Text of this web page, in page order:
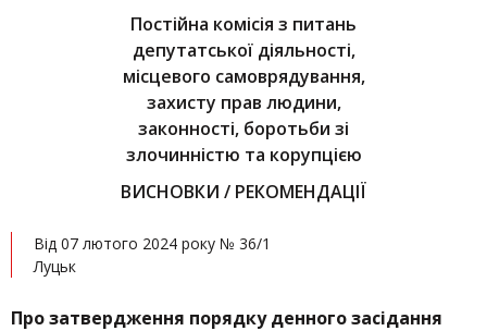
Постійна комісія з питань
депутатської діяльності,
місцевого самоврядування,
захисту прав людини,
законності, боротьби зі
злочинністю та корупцією
ВИСНОВКИ / РЕКОМЕНДАЦІЇ
Від 07 лютого 2024 року № 36/1
Луцьк
Про затвердження порядку денного засідання